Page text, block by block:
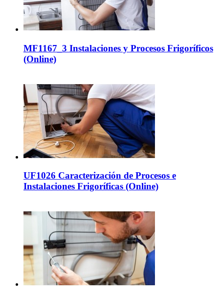
MF1167_3 Instalaciones y Procesos Frigoríficos
(Online)
UF1026 Caracterización de Procesos e
Instalaciones Frigoríficas (Online)